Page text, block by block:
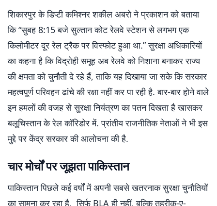
शिकारपुर के डिप्टी कमिश्नर शकील अबरो ने प्रकाशन को बताया
कि “सुबह 8:15 बजे सुल्तान कोट रेलवे स्टेशन से लगभग एक
किलोमीटर दूर रेल ट्रैक पर विस्फोट हुआ था.” सुरक्षा अधिकारियों
का कहना है कि विद्रोही समूह अब रेलवे को निशाना बनाकर राज्य
की क्षमता को चुनौती दे रहे हैं, ताकि यह दिखाया जा सके कि सरकार
महत्वपूर्ण परिवहन ढांचे की रक्षा नहीं कर पा रही है. बार-बार होने वाले
इन हमलों की वजह से सुरक्षा नियंत्रण का पतन दिखता है खासकर
बलूचिस्तान के रेल कॉरिडोर में. प्रांतीय राजनीतिक नेताओं ने भी इस
मुद्दे पर केंद्र सरकार की आलोचना की है.
चार मोर्चों पर जूझता पाकिस्तान
पाकिस्तान पिछले कई वर्षों में अपनी सबसे खतरनाक सुरक्षा चुनौतियों
का सामना कर रहा है. सिर्फ BLA ही नहीं, बल्कि तहरीक-ए-